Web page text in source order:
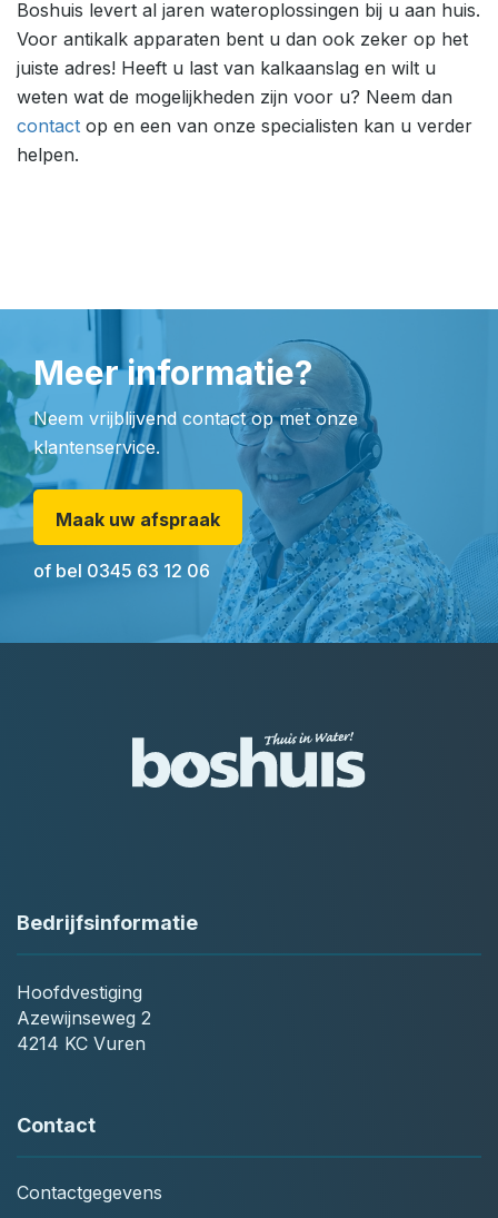
Boshuis levert al jaren wateroplossingen bij u aan huis.
Voor antikalk apparaten bent u dan ook zeker op het
juiste adres! Heeft u last van kalkaanslag en wilt u
weten wat de mogelijkheden zijn voor u? Neem dan
contact op en een van onze specialisten kan u verder
helpen.
Meer informatie?
Neem vrijblijvend contact op met onze
klantenservice.
Maak uw afspraak
of bel 0345 63 12 06
Bedrijfsinformatie
Hoofdvestiging
Azewijnseweg 2
4214 KC Vuren
Contact
Contactgegevens